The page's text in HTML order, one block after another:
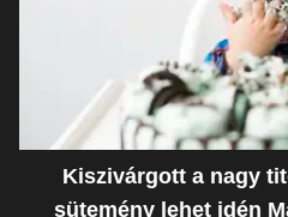
Kiszivárgott a nagy
sütemény lehet idén